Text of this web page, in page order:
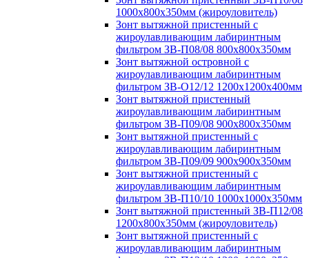
1000х800х350мм (жироуловитель)
Зонт вытяжной пристенный с
жироулавливающим лабиринтным
фильтром ЗВ-П08/08 800х800х350мм
Зонт вытяжной островной с
жироулавливающим лабиринтным
фильтром ЗВ-О12/12 1200х1200х400мм
Зонт вытяжной пристенный
жироулавливающим лабиринтным
фильтром ЗВ-П09/08 900х800х350мм
Зонт вытяжной пристенный с
жироулавливающим лабиринтным
фильтром ЗВ-П09/09 900х900х350мм
Зонт вытяжной пристенный с
жироулавливающим лабиринтным
фильтром ЗВ-П10/10 1000х1000х350мм
Зонт вытяжной пристенный ЗВ-П12/08
1200х800х350мм (жироуловитель)
Зонт вытяжной пристенный с
жироулавливающим лабиринтным